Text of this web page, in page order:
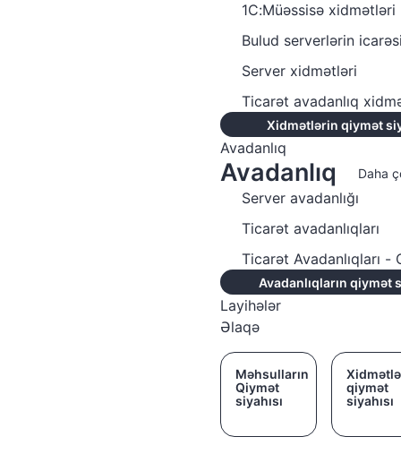
1C:Müəssisə xidmətləri
Bulud serverlərin
Server xidmətləri
Ticarət avadanlıq
Xidmətlərin qiymət
Avadanlıq
Avadanlıq Daha
Server avadanlığı
Ticarət avadanlıqları
Ticarət Avadanlıqları -
Avadanlıqların qiymət
Layihələr
Əlaqə
Məhsulların
Qiymət
siyahısı
qiymət
siyahısı